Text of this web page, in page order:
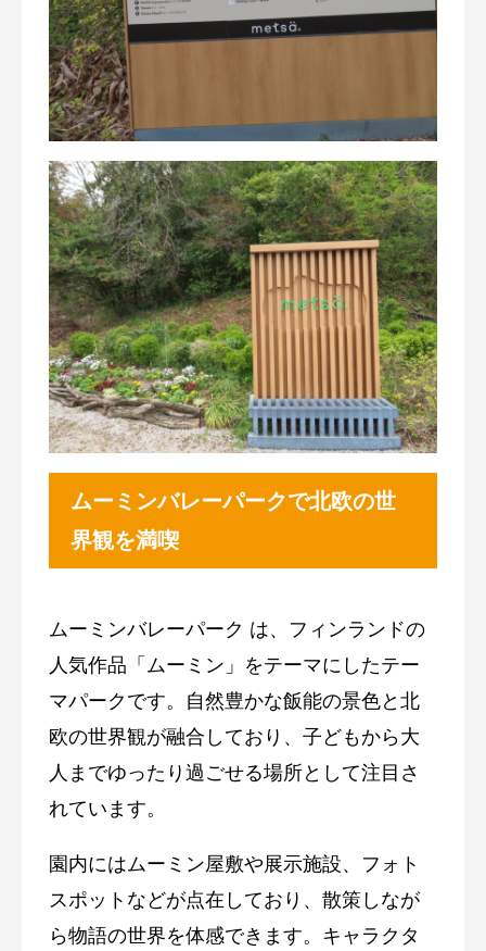
ムーミンバレーパークで北欧の世
界観を満喫
ムーミンバレーパーク は、フィンランドの
人気作品「ムーミン」をテーマにしたテー
マパークです。自然豊かな飯能の景色と北
欧の世界観が融合しており、子どもから大
人までゆったり過ごせる場所として注目さ
れています。
園内にはムーミン屋敷や展示施設、フォト
スポットなどが点在しており、散策しなが
ら物語の世界を体感できます。キャラクタ